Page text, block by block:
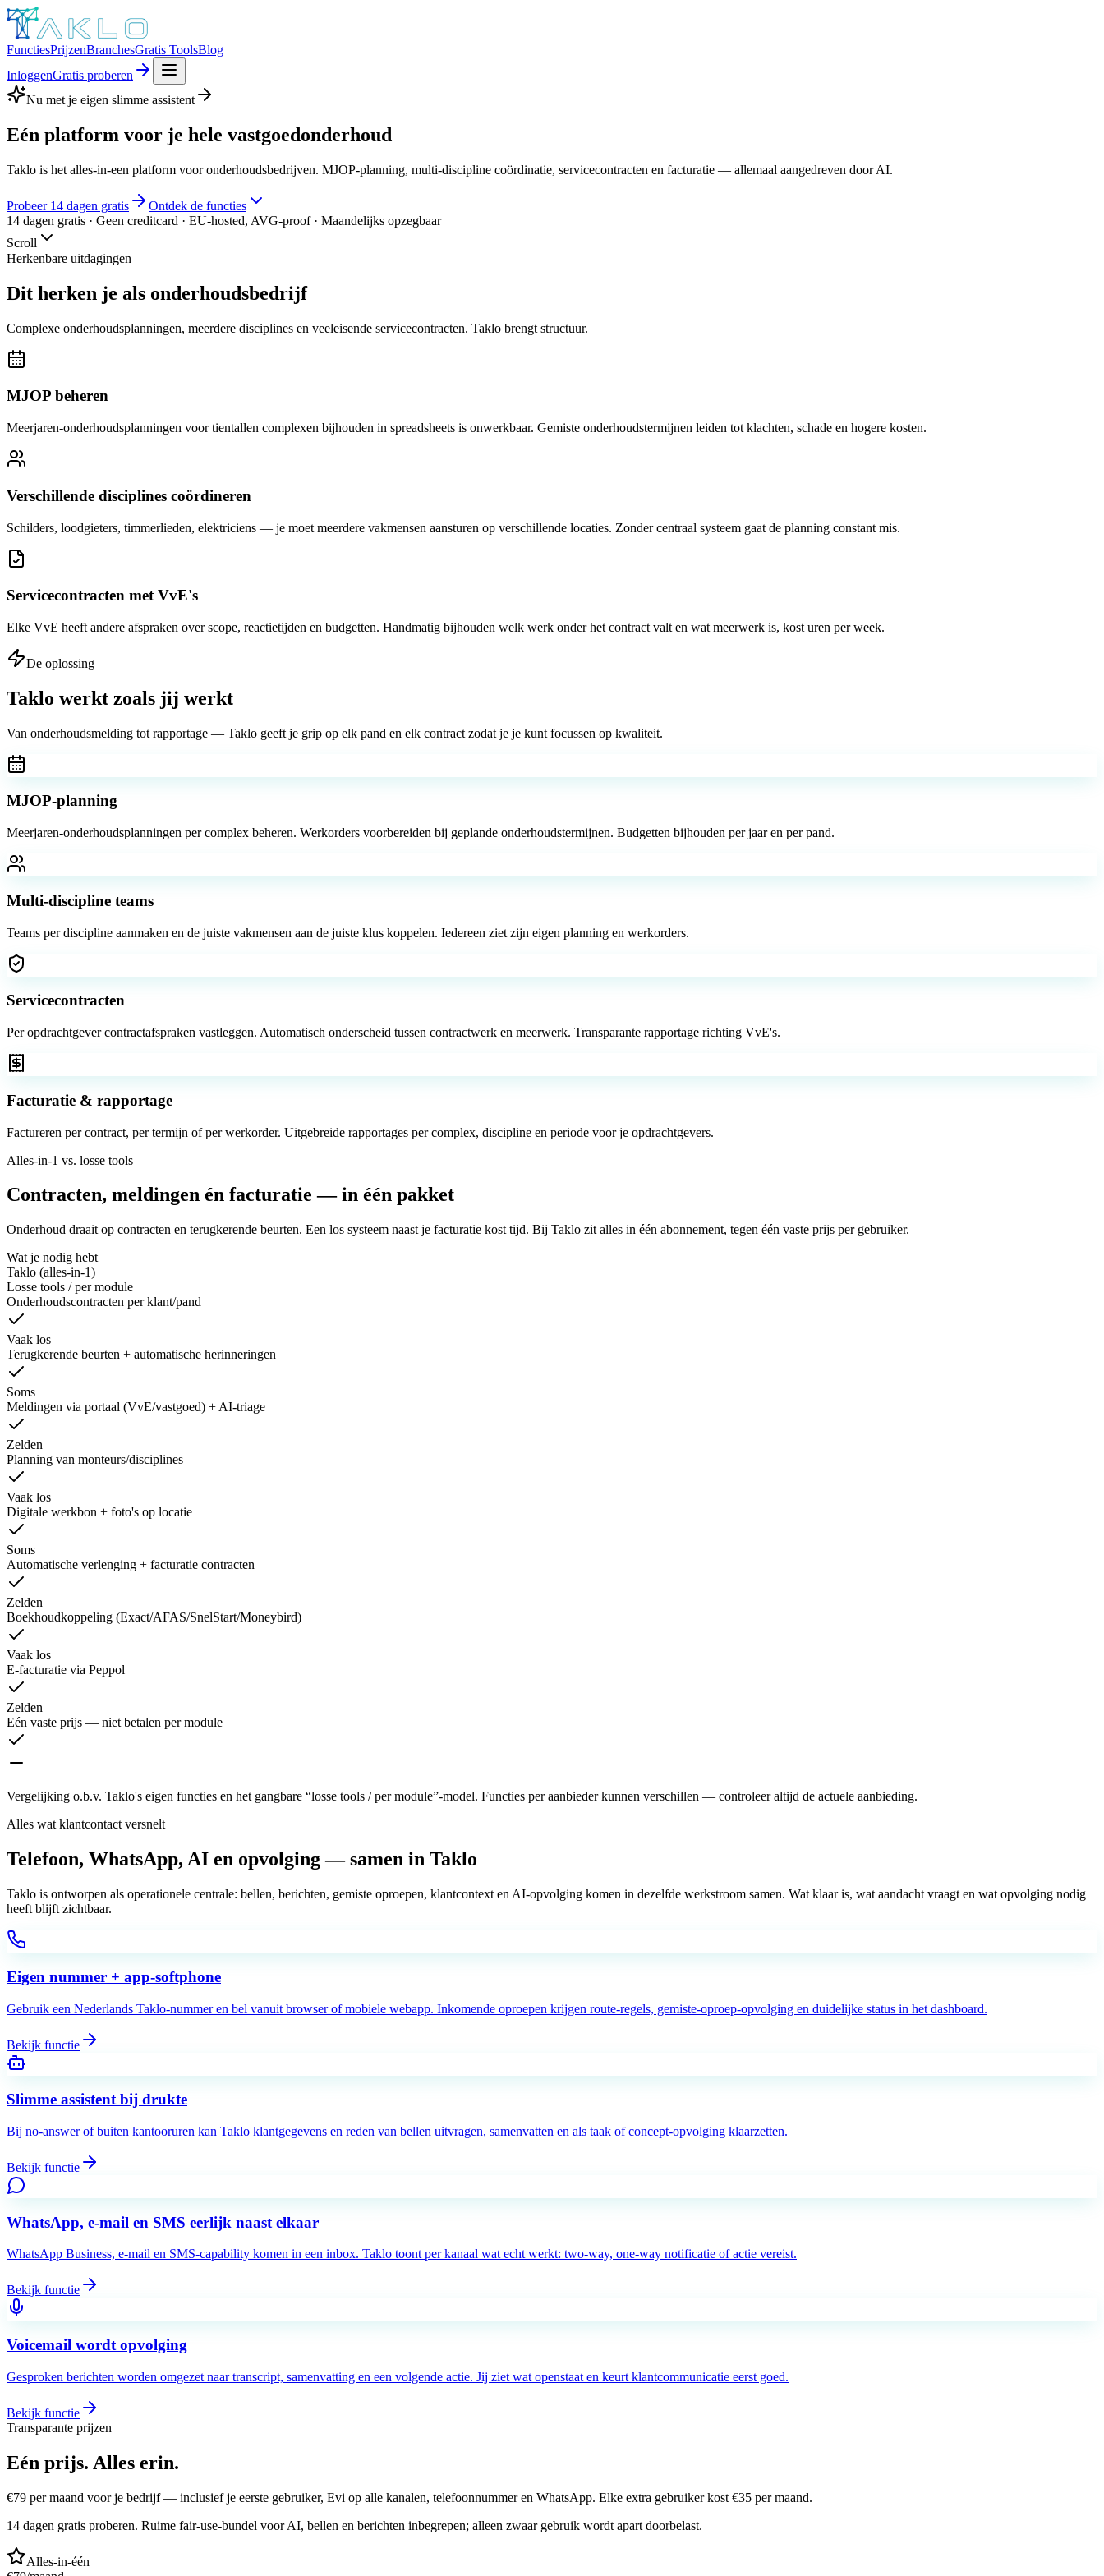
FunctiesPrijzenBranchesGratis ToolsBlog
InloggenGratis proberen
Nu met je eigen slimme assistent
Eén platform voor je hele vastgoedonderhoud
Taklo is het alles-in-een platform voor onderhoudsbedrijven. MJOP-planning, multi-discipline coördinatie, servicecontracten en facturatie — allemaal aangedreven door AI.
Probeer 14 dagen gratis
Ontdek de functies
14 dagen gratis · Geen creditcard · EU-hosted, AVG-proof · Maandelijks opzegbaar
Scroll
Herkenbare uitdagingen
Dit herken je als onderhoudsbedrijf
Complexe onderhoudsplanningen, meerdere disciplines en veeleisende servicecontracten. Taklo brengt structuur.
MJOP beheren
Meerjaren-onderhoudsplanningen voor tientallen complexen bijhouden in spreadsheets is onwerkbaar. Gemiste onderhoudstermijnen leiden tot klachten, schade en hogere kosten.
Verschillende disciplines coördineren
Schilders, loodgieters, timmerlieden, elektriciens — je moet meerdere vakmensen aansturen op verschillende locaties. Zonder centraal systeem gaat de planning constant mis.
Servicecontracten met VvE's
Elke VvE heeft andere afspraken over scope, reactietijden en budgetten. Handmatig bijhouden welk werk onder het contract valt en wat meerwerk is, kost uren per week.
De oplossing
Taklo werkt zoals jij werkt
Van onderhoudsmelding tot rapportage — Taklo geeft je grip op elk pand en elk contract zodat je je kunt focussen op kwaliteit.
MJOP-planning
Meerjaren-onderhoudsplanningen per complex beheren. Werkorders voorbereiden bij geplande onderhoudstermijnen. Budgetten bijhouden per jaar en per pand.
Multi-discipline teams
Teams per discipline aanmaken en de juiste vakmensen aan de juiste klus koppelen. Iedereen ziet zijn eigen planning en werkorders.
Servicecontracten
Per opdrachtgever contractafspraken vastleggen. Automatisch onderscheid tussen contractwerk en meerwerk. Transparante rapportage richting VvE's.
Facturatie & rapportage
Factureren per contract, per termijn of per werkorder. Uitgebreide rapportages per complex, discipline en periode voor je opdrachtgevers.
Alles-in-1 vs. losse tools
Contracten, meldingen én facturatie — in één pakket
Onderhoud draait op contracten en terugkerende beurten. Een los systeem naast je facturatie kost tijd. Bij Taklo zit alles in één abonnement, tegen één vaste prijs per gebruiker.
Wat je nodig hebt
Taklo (alles-in-1)
Losse tools / per module
Onderhoudscontracten per klant/pand
Vaak los
Terugkerende beurten + automatische herinneringen
Soms
Meldingen via portaal (VvE/vastgoed) + AI-triage
Zelden
Planning van monteurs/disciplines
Vaak los
Digitale werkbon + foto's op locatie
Soms
Automatische verlenging + facturatie contracten
Zelden
Boekhoudkoppeling (Exact/AFAS/SnelStart/Moneybird)
Vaak los
E-facturatie via Peppol
Zelden
Eén vaste prijs — niet betalen per module
Vergelijking o.b.v. Taklo's eigen functies en het gangbare “losse tools / per module”-model. Functies per aanbieder kunnen verschillen — controleer altijd de actuele aanbieding.
Alles wat klantcontact versnelt
Telefoon, WhatsApp, AI en opvolging — samen in Taklo
Taklo is ontworpen als operationele centrale: bellen, berichten, gemiste oproepen, klantcontext en AI-opvolging komen in dezelfde werkstroom samen. Wat klaar is, wat aandacht vraagt en wat opvolging nodig
heeft blijft zichtbaar.
Eigen nummer + app-softphone
Gebruik een Nederlands Taklo-nummer en bel vanuit browser of mobiele webapp. Inkomende oproepen krijgen route-regels, gemiste-oproep-opvolging en duidelijke status in het dashboard.
Bekijk functie
Slimme assistent bij drukte
Bij no-answer of buiten kantooruren kan Taklo klantgegevens en reden van bellen uitvragen, samenvatten en als taak of concept-opvolging klaarzetten.
Bekijk functie
WhatsApp, e-mail en SMS eerlijk naast elkaar
WhatsApp Business, e-mail en SMS-capability komen in een inbox. Taklo toont per kanaal wat echt werkt: two-way, one-way notificatie of actie vereist.
Bekijk functie
Voicemail wordt opvolging
Gesproken berichten worden omgezet naar transcript, samenvatting en een volgende actie. Jij ziet wat openstaat en keurt klantcommunicatie eerst goed.
Bekijk functie
Transparante prijzen
Eén prijs. Alles erin.
€79 per maand voor je bedrijf — inclusief je eerste gebruiker, Evi op alle kanalen, telefoonnummer en WhatsApp. Elke extra gebruiker kost €35 per maand.
14 dagen gratis proberen. Ruime fair-use-bundel voor AI, bellen en berichten inbegrepen; alleen zwaar gebruik wordt apart doorbelast.
Alles-in-één